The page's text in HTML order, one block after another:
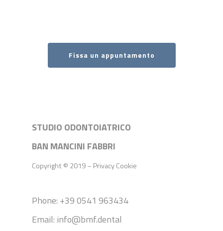
Fissa un appuntamento
STUDIO ODONTOIATRICO
BAN MANCINI FABBRI
Copyright © 2019 – PrivacyCookie
Phone: +39 0541 963434
Email: info@bmf.dental